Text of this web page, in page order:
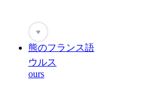
♥
熊のフランス語
ウルス
ours